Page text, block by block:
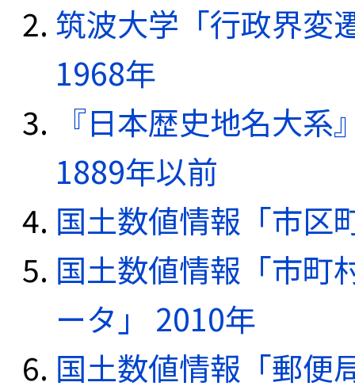
筑波大学「行政界変
1968年
『日本歴史地名大
1889年以前
国土数値情報「市区
国土数値情報「市町
ータ」 2010年
国土数値情報「郵便